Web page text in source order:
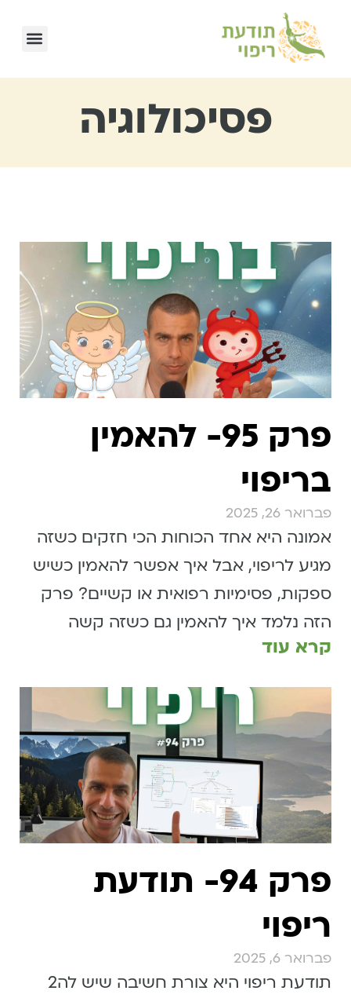
פסיכולוגיה
פרק 95- להאמין
בריפוי
פברואר 26, 2025
אמונה היא אחד הכוחות הכי חזקים כשזה
מגיע לריפוי, אבל איך אפשר להאמין כשיש
ספקות, פסימיות רפואית או קשיים? פרק
הזה נלמד איך להאמין גם כשזה קשה
קרא עוד
פרק 94- תודעת
ריפוי
פברואר 6, 2025
תודעת ריפוי היא צורת חשיבה שיש לה2